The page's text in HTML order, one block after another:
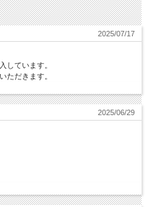
2025/07/17
しています。
ただきます。
2025/06/29